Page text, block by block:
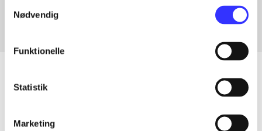
Nødvendig
Funktionelle
Statistik
Marketing
Alle registrerede artikler fordelt på udgivelser